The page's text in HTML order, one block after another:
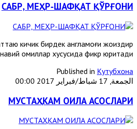
САБР, МЕҲР-ШАФҚАТ ҚЎРҒОНИ
кичик бирдек англамоғи жоиздир.
омиллар хусусида фикр юритади.
Published in Кутубхона
الجمعة, 17 شباط/فبراير 2017 00:00
МУСТАҲКАМ ОИЛА АСОСЛАРИ